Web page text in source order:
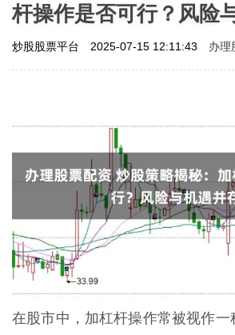
杆操作是否可行？风险
炒股股票平台 2025-07-15 12:11:43 办理
在股市中，加杠杆操作常被视作一